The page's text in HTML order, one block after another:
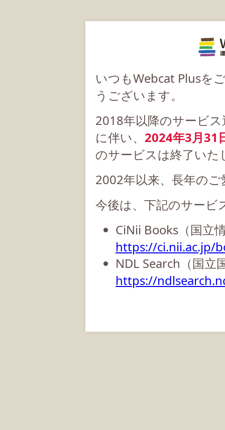
いつもWebcat Plusを
うございます。
2018年以降のサービ
に伴い、 2024年3月31
のサービスは終了いた
2002年以来、長年の
今後は、下記のサービ
CiNii Books（国立
https://ci.nii.ac.jp/
NDL Search（国立
https://